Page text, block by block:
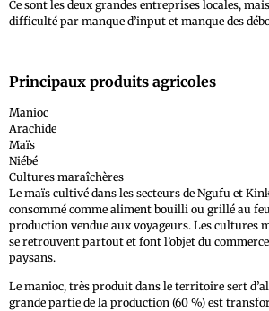
Ce sont les deux grandes entreprises locales,
difficulté par manque d’input et manque des
Principaux produits agricoles
Manioc
Arachide
Maïs
Niébé
Cultures maraîchères
Le maïs cultivé dans les secteurs de Ngufu et
consommé comme aliment bouilli ou grillé au
production vendue aux voyageurs. Les cultures
se retrouvent partout et font l’objet du
paysans.
Le manioc, très produit dans le territoire sert
grande partie de la production (60 %) est